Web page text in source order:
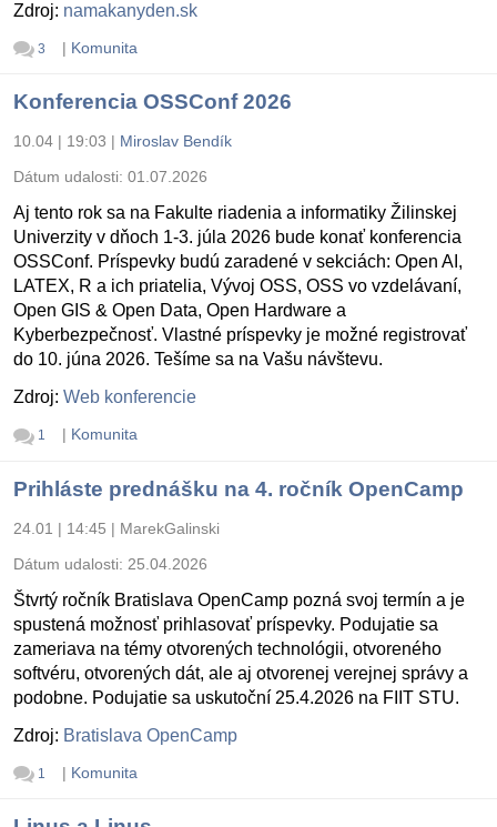
Zdroj: namakanyden.sk
3 | Komunita
Konferencia OSSConf 2026
10.04 | 19:03 | Miroslav Bendík
Dátum udalosti: 01.07.2026
Aj tento rok sa na Fakulte riadenia a informatiky Žilinskej
Univerzity v dňoch 1-3. júla 2026 bude konať konferencia
OSSConf. Príspevky budú zaradené v sekciách: Open AI,
LATEX, R a ich priatelia, Vývoj OSS, OSS vo vzdelávaní,
Open GIS & Open Data, Open Hardware a
Kyberbezpečnosť. Vlastné príspevky je možné registrovať
do 10. júna 2026. Tešíme sa na Vašu návštevu.
Zdroj: Web konferencie
1 | Komunita
Prihláste prednášku na 4. ročník OpenCamp
24.01 | 14:45 | MarekGalinski
Dátum udalosti: 25.04.2026
Štvrtý ročník Bratislava OpenCamp pozná svoj termín a je
spustená možnosť prihlasovať príspevky. Podujatie sa
zameriava na témy otvorených technológii, otvoreného
softvéru, otvorených dát, ale aj otvorenej verejnej správy a
podobne. Podujatie sa uskutoční 25.4.2026 na FIIT STU.
Zdroj: Bratislava OpenCamp
1 | Komunita